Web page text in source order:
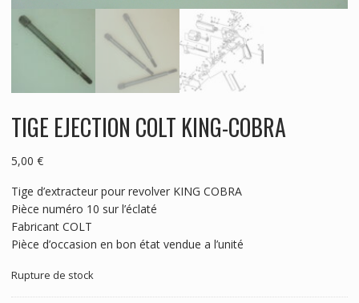
TIGE EJECTION COLT KING-COBRA
5,00 €
Tige d’extracteur pour revolver KING COBRA
Pièce numéro 10 sur l’éclaté
Fabricant COLT
Pièce d’occasion en bon état vendue a l’unité
Rupture de stock